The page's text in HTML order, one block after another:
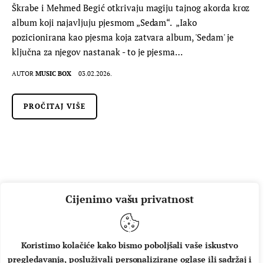
Cijenimo vašu privatnost
Koristimo kolačiće kako bismo poboljšali vaše iskustvo
pregledavanja, posluživali personalizirane oglase ili sadržaj i
Škrabe i Mehmed Begić otkrivaju magiju tajnog akorda kroz
album koji najavljuju pjesmom „Sedam“. „Iako
pozicionirana kao pjesma koja zatvara album, 'Sedam' je
ključna za njegov nastanak - to je pjesma…
AUTOR MUSIC BOX 03.02.2026.
PROČITAJ VIŠE
O NAMA IMPRESSUM UVJETI KORIŠTENJA